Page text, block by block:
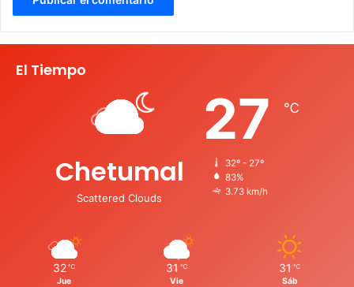
El Tiempo
Chetumal
Scattered Clouds
27 ℃
32º - 27º
83%
3.73 km/h
32 ℃
Jue
31 ℃
Vie
31 ℃
Sáb